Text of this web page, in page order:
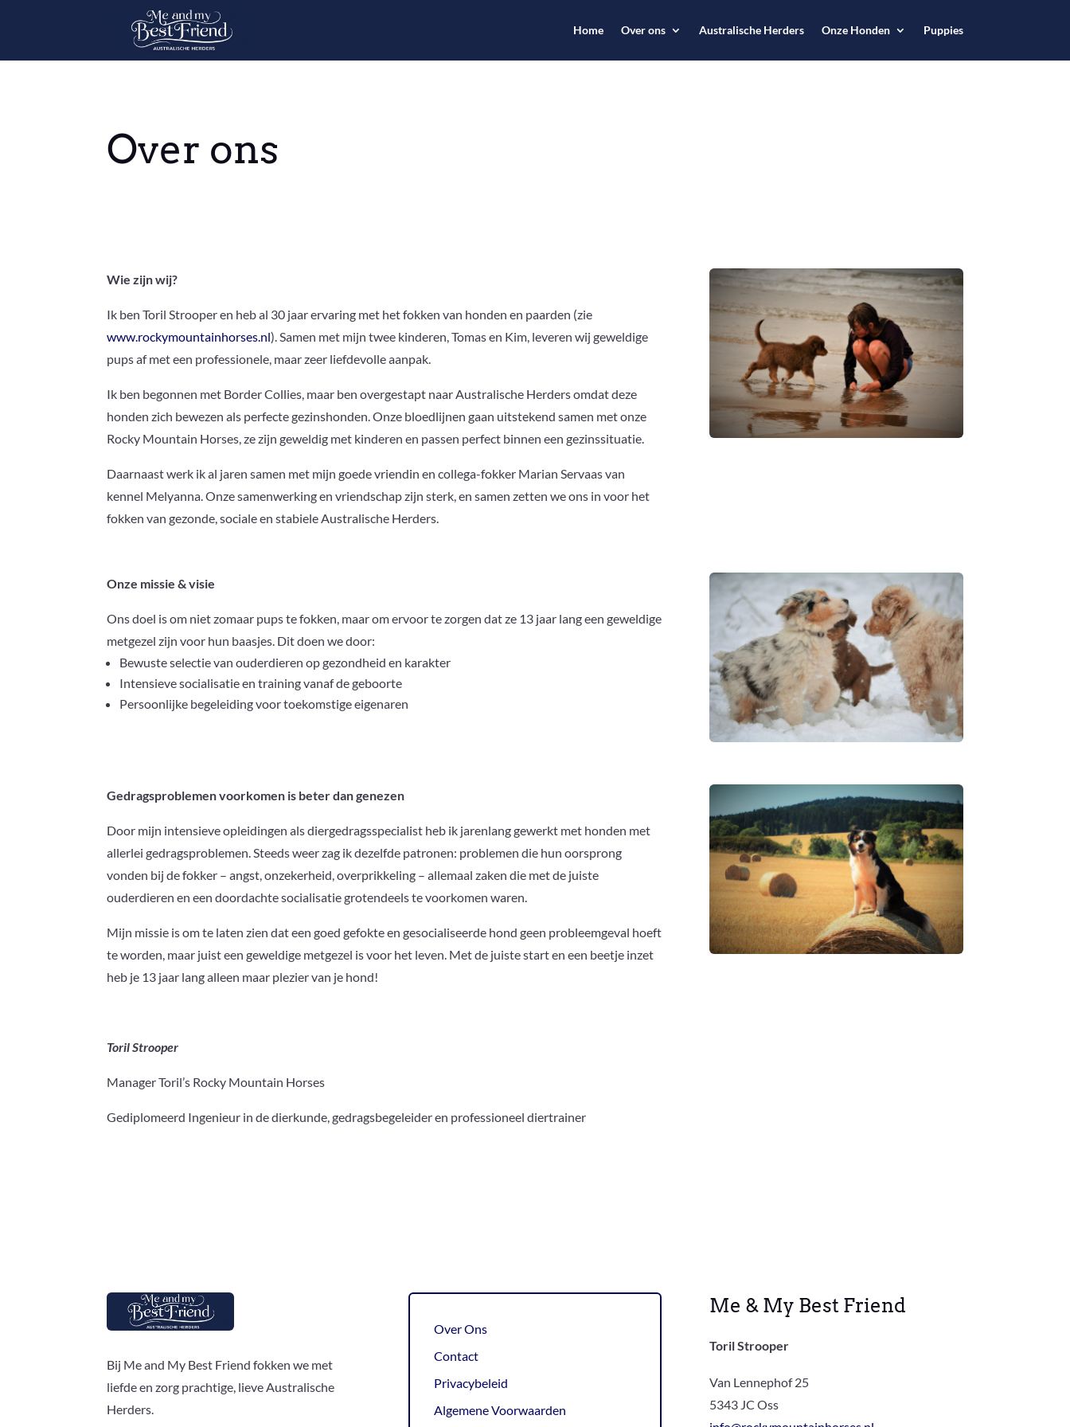
Home Over ons Australische Herders Onze Honden Puppies
Over ons
Wie zijn wij?
Ik ben Toril Strooper en heb al 30 jaar ervaring met het fokken van honden en paarden (zie
www.rockymountainhorses.nl). Samen met mijn twee kinderen, Tomas en Kim, leveren wij geweldige
pups af met een professionele, maar zeer liefdevolle aanpak.
Ik ben begonnen met Border Collies, maar ben overgestapt naar Australische Herders omdat deze
honden zich bewezen als perfecte gezinshonden. Onze bloedlijnen gaan uitstekend samen met onze
Rocky Mountain Horses, ze zijn geweldig met kinderen en passen perfect binnen een gezinssituatie.
Daarnaast werk ik al jaren samen met mijn goede vriendin en collega-fokker Marian Servaas van
kennel Melyanna. Onze samenwerking en vriendschap zijn sterk, en samen zetten we ons in voor het
fokken van gezonde, sociale en stabiele Australische Herders.
Onze missie & visie
Ons doel is om niet zomaar pups te fokken, maar om ervoor te zorgen dat ze 13 jaar lang een geweldige
metgezel zijn voor hun baasjes. Dit doen we door:
Bewuste selectie van ouderdieren op gezondheid en karakter
Intensieve socialisatie en training vanaf de geboorte
Persoonlijke begeleiding voor toekomstige eigenaren
Gedragsproblemen voorkomen is beter dan genezen
Door mijn intensieve opleidingen als diergedragsspecialist heb ik jarenlang gewerkt met honden met
allerlei gedragsproblemen. Steeds weer zag ik dezelfde patronen: problemen die hun oorsprong
vonden bij de fokker – angst, onzekerheid, overprikkeling – allemaal zaken die met de juiste
ouderdieren en een doordachte socialisatie grotendeels te voorkomen waren.
Mijn missie is om te laten zien dat een goed gefokte en gesocialiseerde hond geen probleemgeval hoeft
te worden, maar juist een geweldige metgezel is voor het leven. Met de juiste start en een beetje inzet
heb je 13 jaar lang alleen maar plezier van je hond!
Toril Strooper
Manager Toril’s Rocky Mountain Horses
Gediplomeerd Ingenieur in de dierkunde, gedragsbegeleider en professioneel diertrainer
Bij Me and My Best Friend fokken we met
liefde en zorg prachtige, lieve Australische
Herders.
Over Ons
Contact
Privacybeleid
Algemene Voorwaarden
Me & My Best Friend
Toril Strooper
Van Lennephof 25
5343 JC Oss